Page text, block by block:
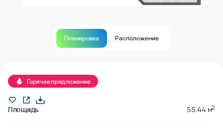
Планировка Расположение
Горячее предложение
Площадь 55.44 м2